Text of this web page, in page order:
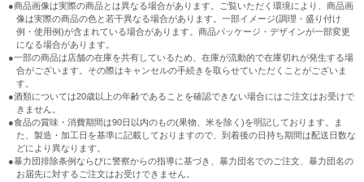
●商品画像は実際の商品とは異なる場合があります。ご覧いただく環境により、商品画
像は実際の商品の色と若干異なる場合があります。一部イメージ(調理・盛り付け
例・使用例)が含まれている場合があります。商品パッケージ・デザインが一部変更
になる場合があります。
●一部の商品は店舗の在庫を共有しているため、在庫が流動的で在庫切れが発生する場
合がございます。その際はキャンセルの手続きを取らせていただくことがございま
す。
●酒類については20歳以上の年齢であることを確認できない場合にはご注文はお受けで
きません。
●食品の賞味・消費期間は90日以内のもの(果物、米を除く)を明記しております。ま
た、製造・加工日を基準に記載しておりますので、到着後の日持ち期間は配送日数な
どにより異なります。
●暴力団排除条例ならびに警察からの指導に基づき、暴力団名でのご注文、暴力団名の
お届先に対するご注文はお受けできません。